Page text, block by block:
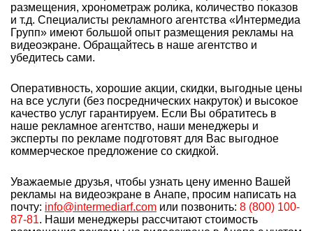
размещения, хронометраж ролика, количество показов
и т.д. Специалисты рекламного агентства «Интермедиа
Групп» имеют большой опыт размещения рекламы на
видеоэкране. Обращайтесь в наше агентство и
убедитесь сами.
Оперативность, хорошие акции, скидки, выгодные цены
на все услуги (без посреднических накруток) и высокое
качество услуг гарантируем. Если Вы обратитесь в
наше рекламное агентство, наши менеджеры и
эксперты по рекламе подготовят для Вас выгодное
коммерческое предложение со скидкой.
Уважаемые друзья, чтобы узнать цену именно Вашей
рекламы на видеоэкране в Анапе, просим написать на
почту: info@intermediarf.com или позвонить: 8 (800) 100-
87-81. Наши менеджеры рассчитают стоимость